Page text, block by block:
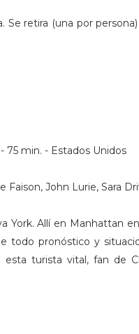
Se retira (una por
75 min. - Estados Unidos
Faison, John Lurie, Sara
York. Allí en Manhattan
todo pronóstico y
esta turista vital, fan de